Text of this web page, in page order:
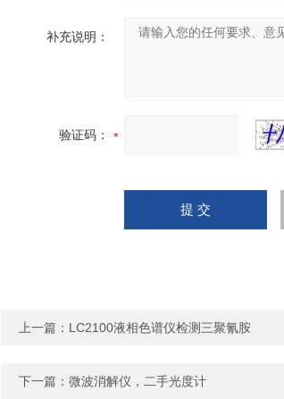
补充说明：
验证码：
上一篇： LC2100液相色谱仪检测三聚氰胺
下一篇： 微波消解仪，二手光度计